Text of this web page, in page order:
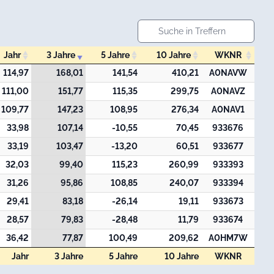
Jahr 3 Jahre 5 Jahre 10 Jahre
WKNR
Jahr 3 Jahre 5 Jahre 10 Jahre WKNR
Jahr 3 Jahre 5 Jahre 10 Jahre WKNR
114,97 168,01 141,54 410,21
A0NAVW
111,00 151,77 115,35 299,75
A0NAVZ
109,77 147,23 108,95 276,34
A0NAV1
33,98 107,14 -10,55 70,45
933676
33,19 103,47 -13,20 60,51
933677
32,03 99,40 115,23 260,99
933393
31,26 95,86 108,85 240,07
933394
29,41 83,18 -26,14 19,11
933673
28,57 79,83 -28,48 11,79
933674
36,42 77,87 100,49 209,62
A0HM7W
Jahr 3 Jahre 5 Jahre 10 Jahre WKNR